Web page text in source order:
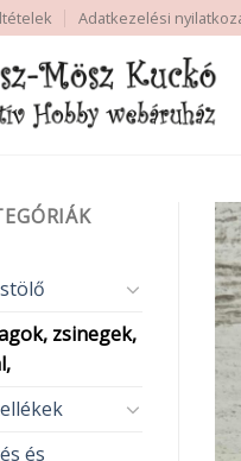
Adatkezelési
zsinegek,
és